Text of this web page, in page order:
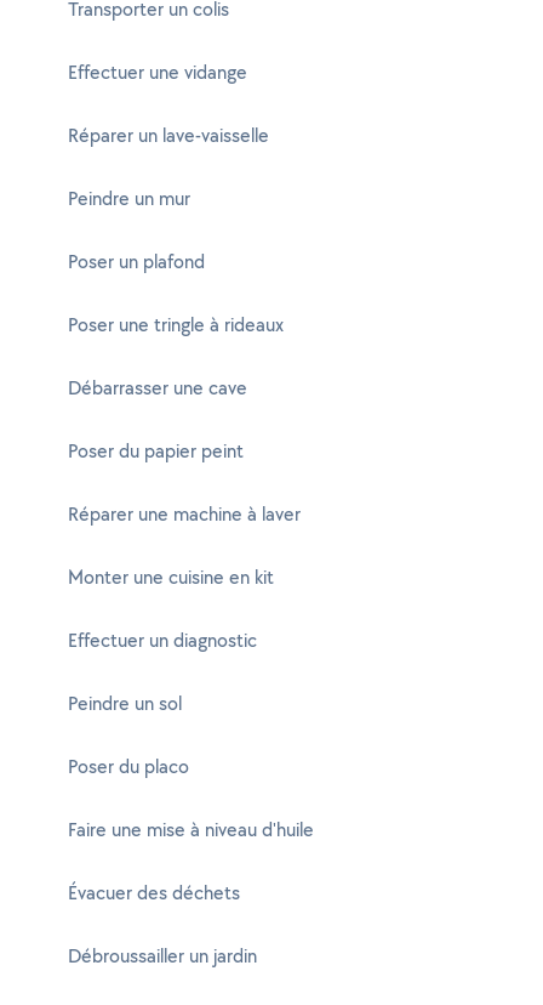
Transporter un colis
Effectuer une vidange
Réparer un lave-vaisselle
Peindre un mur
Poser un plafond
Poser une tringle à rideaux
Débarrasser une cave
Poser du papier peint
Réparer une machine à laver
Monter une cuisine en kit
Effectuer un diagnostic
Peindre un sol
Poser du placo
Faire une mise à niveau d'huile
Évacuer des déchets
Débroussailler un jardin